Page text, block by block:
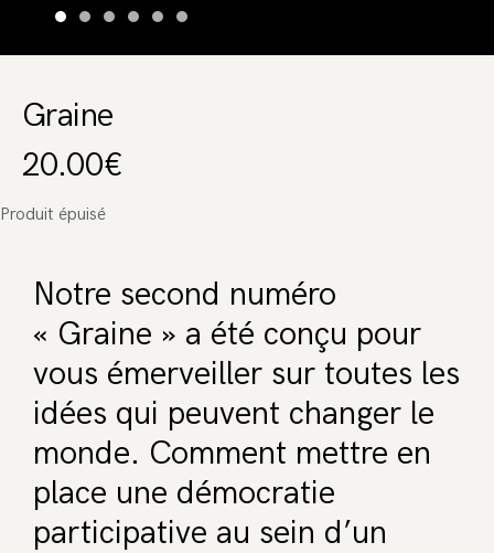
Graine
20.00€
Produit épuisé
Notre second numéro
« Graine » a été conçu pour
vous émerveiller sur toutes les
idées qui peuvent changer le
monde. Comment mettre en
place une démocratie
participative au sein d’un